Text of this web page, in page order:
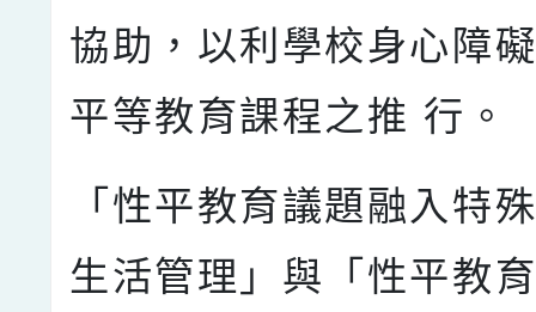
協助，以利學校身心障
平等教育課程之推 行。
「性平教育議題融入特
生活管理」與「性平教